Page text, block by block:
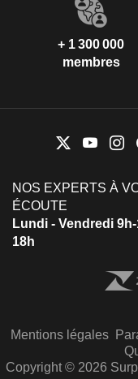
+ 1 300 000
membres
NOS EXPERTS À
ÉCOUTE
Lundi - Vendredi
18h
Mentions légales
Copyright © 2026